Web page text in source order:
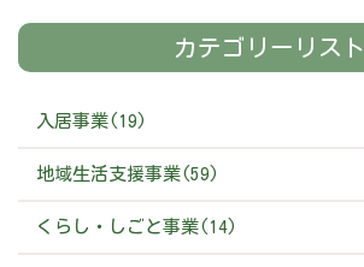
カテゴリーリスト
入居事業(19)
地域生活支援事業(59)
くらし・しごと事業(14)